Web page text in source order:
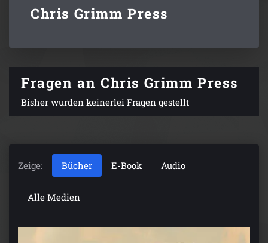
Chris Grimm Press
Fragen an Chris Grimm Press
Bisher wurden keinerlei Fragen gestellt
Zeige: Bücher E-Book Audio
Alle Medien